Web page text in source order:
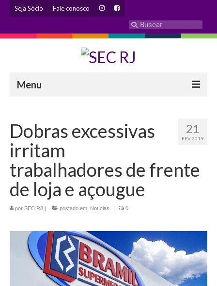
Seja Sócio Fale conosco
Menu
Eleição 2024 – Comissão Eleitoral
Histórico
Diretoria
Estatuto
Atendimentos
Coletivo Margaridas
Coletivo de Igualdade Racial
DENÚNCIAS
21
FEV 2019
Dobras excessivas
irritam
trabalhadores de frente
de loja e açougue
por SEC RJ | postado em: Notícias | 0